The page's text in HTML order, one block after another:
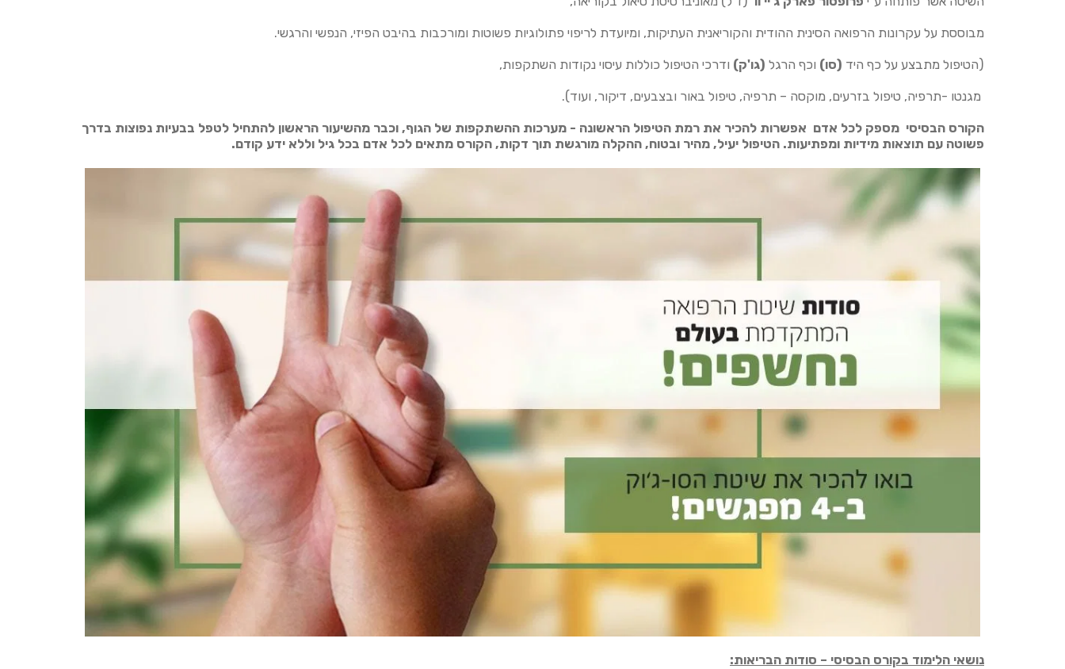
מבוססת על עקרונות הרפואה הסינית ההודית והקוריאנית העתיקות, ומיועדת לריפוי פתולוגיות פשוטות ומורכבות בהיבט הפיזי, הנפשי והרגשי.
(הטיפול מתבצע על כף היד (סו) וכף הרגל (גו'ק) ודרכי הטיפול כוללות עיסוי נקודות השתקפות,
מגנטו -תרפיה, טיפול בזרעים, מוקסה – תרפיה, טיפול באור ובצבעים, דיקור, ועוד).
הקורס הבסיסי מספק לכל אדם אפשרות להכיר את רמת הטיפול הראשונה - מערכות ההשתקפות של הגוף, וכבר מהשיעור הראשון להתחיל לטפל בבעיות נפוצות בדרך
פשוטה עם תוצאות מידיות ומפתיעות. הטיפול יעיל, מהיר ובטוח, ההקלה מורגשת תוך דקות, הקורס מתאים לכל אדם בכל גיל וללא ידע קודם.
נושאי הלימוד בקורס הבסיסי – סודות הבריאות: